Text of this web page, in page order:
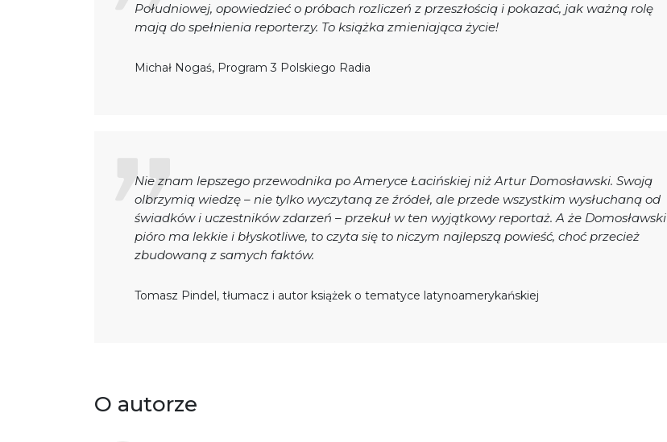
Południowej, opowiedzieć o próbach rozliczeń z przeszłością i pokazać, jak ważną rolę
mają do spełnienia reporterzy. To książka zmieniająca życie!
Michał Nogaś, Program 3 Polskiego Radia
Nie znam lepszego przewodnika po Ameryce Łacińskiej niż Artur Domosławski. Swoją
olbrzymią wiedzę – nie tylko wyczytaną ze źródeł, ale przede wszystkim wysłuchaną od
świadków i uczestników zdarzeń – przekuł w ten wyjątkowy reportaż. A że Domosławski
pióro ma lekkie i błyskotliwe, to czyta się to niczym najlepszą powieść, choć przecież
zbudowaną z samych faktów.
Tomasz Pindel, tłumacz i autor książek o tematyce latynoamerykańskiej
O autorze